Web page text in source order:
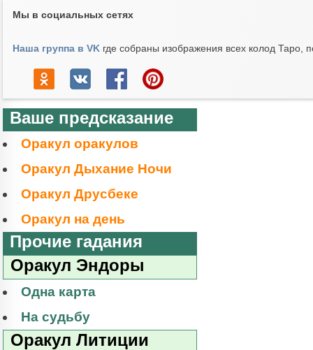
Мы в социальных сетях
Наша группа в VKгде собраны изображения всех колод Таро,
Ваше предсказание
Оракул оракулов
Оракул Дыхание Ночи
Оракул Друсбеке
Оракул на день
Прочие гадания
Оракул Эндоры
Одна карта
На судьбу
Оракул Литиции